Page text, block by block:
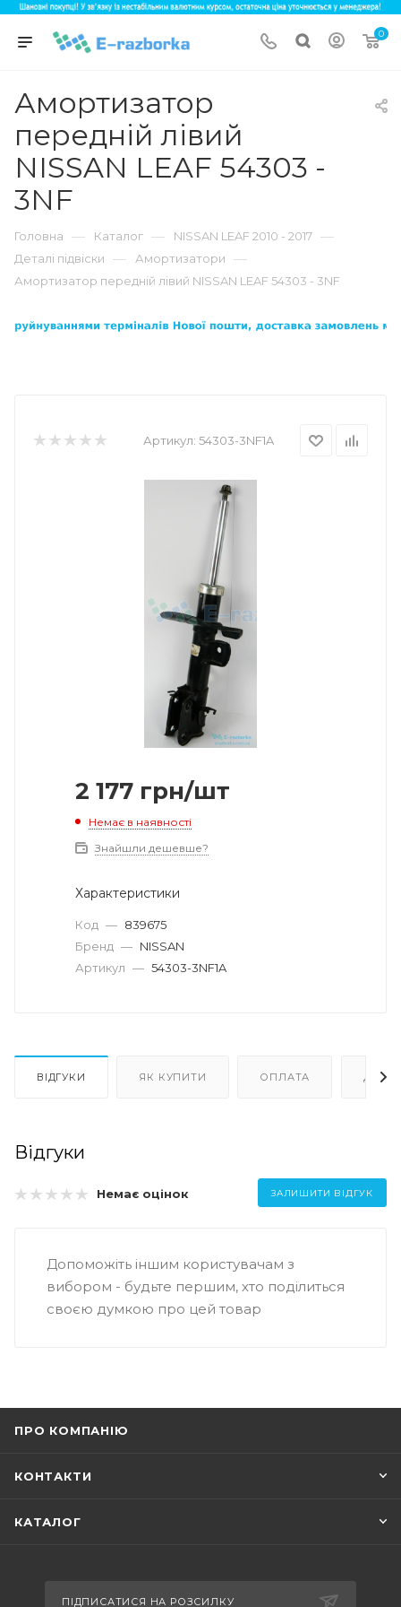
0
Амортизатор
передній лівий
NISSAN LEAF 54303 -
3NF
Головна — Каталог — NISSAN LEAF 2010 - 2017 —
Деталі підвіски — Амортизатори —
Амортизатор передній лівий NISSAN LEAF 54303 - 3NF
Артикул: 54303-3NF1A
2 177 грн/шт
Немає в наявності
Знайшли дешевше?
Характеристики
Код — 839675
Бренд — NISSAN
Артикул — 54303-3NF1A
ВІДГУКИ ЯК КУПИТИ ОПЛАТА
Відгуки
Немає оцінок ЗАЛИШИТИ ВІДГУК
Допоможіть іншим користувачам з
вибором - будьте першим, хто поділиться
своєю думкою про цей товар
ПРО КОМПАНІЮ
КОНТАКТИ
КАТАЛОГ
ПІДПИСАТИСЯ НА РОЗСИЛКУ